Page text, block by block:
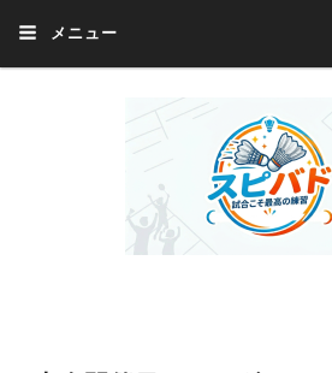
メニュー